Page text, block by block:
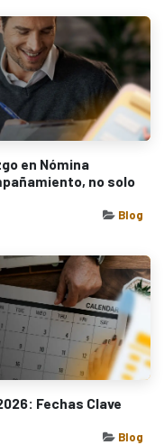
en Nómina
no solo
Blog
Fechas Clave
Blog